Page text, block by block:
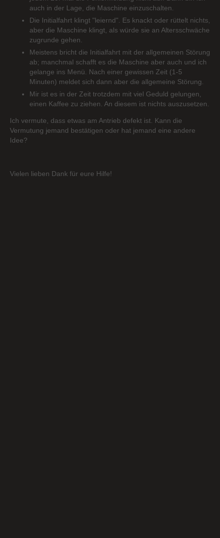
auch in der Lage, die Maschine einzuschalten.
Die Initialfahrt klingt "leiernd". Es knackt oder rüttelt nichts,
aber die Maschine klingt, als würde sie an Altersschwäche
zugrunde gehen.
Meistens bricht die Initialfahrt mit der allgemeinen Störung
ab; manchmal schafft es die Maschine aber auch und ich
gelange ins Menü. Nach einer gewissen Zeit (1-5
Minuten) meldet sich dann aber die allgemeine Störung.
Mir ist es in der Zeit trotzdem mit viel Geduld gelungen,
einen Kaffee zu ziehen. An diesem ist nichts auszusetzen.
Ich vermute, dass etwas am Antrieb defekt ist. Kann die
Vermutung jemand bestätigen oder hat jemand eine andere
Idee?
Vielen lieben Dank für eure Hilfe!